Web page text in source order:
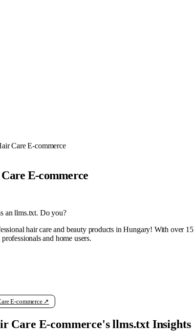
Care E-commerce
E-commerce
an llms.txt. Do you?
hair care and beauty products in Hungary! With over
and home users.
E-commerce ↗
Care E-commerce's llms.txt Insights